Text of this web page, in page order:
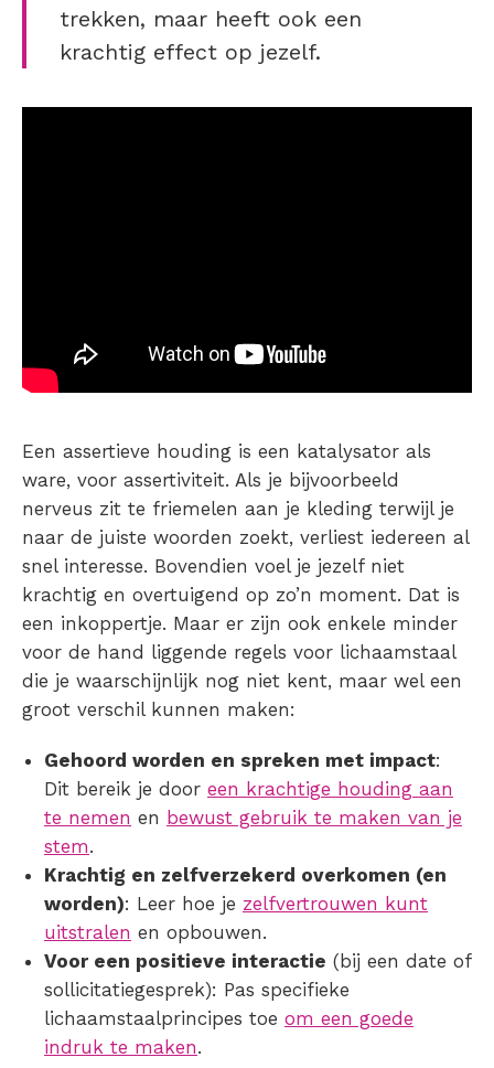
trekken, maar heeft ook een
krachtig effect op jezelf.
Een assertieve houding is een katalysator als
ware, voor assertiviteit. Als je bijvoorbeeld
nerveus zit te friemelen aan je kleding terwijl je
naar de juiste woorden zoekt, verliest iedereen al
snel interesse. Bovendien voel je jezelf niet
krachtig en overtuigend op zo’n moment. Dat is
een inkoppertje. Maar er zijn ook enkele minder
voor de hand liggende regels voor lichaamstaal
die je waarschijnlijk nog niet kent, maar wel een
groot verschil kunnen maken:
Gehoord worden en spreken met impact:
Dit bereik je door een krachtige houding aan
te nemen en bewust gebruik te maken van je
stem.
Krachtig en zelfverzekerd overkomen (en
worden): Leer hoe je zelfvertrouwen kunt
uitstralen en opbouwen.
Voor een positieve interactie (bij een date of
sollicitatiegesprek): Pas specifieke
lichaamstaalprincipes toe om een goede
indruk te maken.